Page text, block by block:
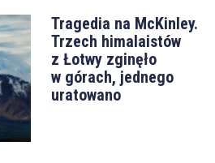
Tragedia na McKinley.
Trzech himalaistów
z Łotwy zginęło
w górach, jednego
uratowano